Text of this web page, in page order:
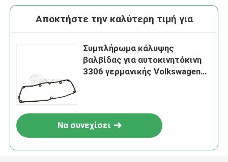
Αποκτήστε την καλύτερη τιμή για
Συμπλήρωμα κάλυψης
βαλβίδας για αυτοκινητόκινη
3306 γερμανικής Volkswagen
Να συνεχίσει